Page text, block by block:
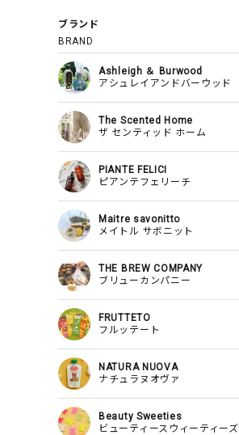
ブランド
BRAND
Ashleigh ＆ Burwood
アシュレイアンドバーウッド
The Scented Home
ザ センティッド ホーム
PIANTE FELICI
ピアンテフェリーチ
Maitre savonitto
メイトル サボニット
THE BREW COMPANY
ブリューカンパニー
FRUTTETO
フルッテート
NATURA NUOVA
ナチュラヌオヴァ
Beauty Sweeties
ビューティースウィーティーズ